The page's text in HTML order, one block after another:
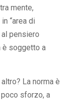
mente,
“area di
pensiero
è soggetto a
La norma è
sforzo, a